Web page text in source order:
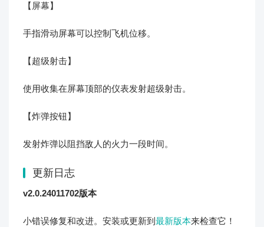
【屏幕】
手指滑动屏幕可以控制飞机位移。
【超级射击】
使用收集在屏幕顶部的仪表发射超级射击。
【炸弹按钮】
发射炸弹以阻挡敌人的火力一段时间。
更新日志
v2.0.24011702版本
小错误修复和改进。安装或更新到 最新版本来检查它！